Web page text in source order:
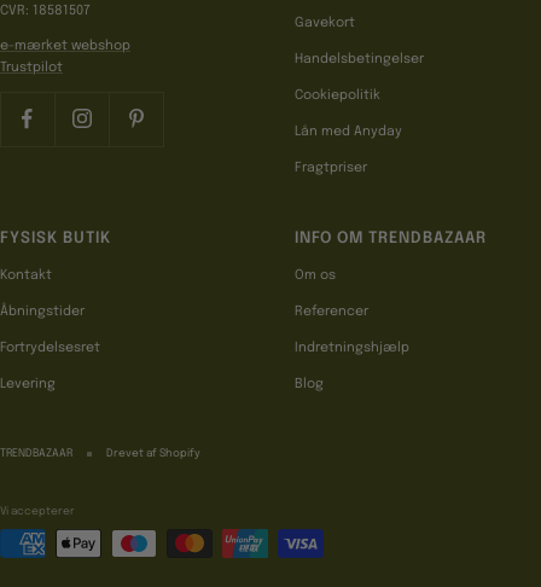
CVR: 18581507
e-mærket webshop
Trustpilot
Gavekort
Handelsbetingelser
Cookiepolitik
Lån med Anyday
Fragtpriser
FYSISK BUTIK
Kontakt
Åbningstider
Fortrydelsesret
Levering
INFO OM TRENDBAZAAR
Om os
Referencer
Indretningshjælp
Blog
TRENDBAZAAR Drevet af Shopify
Vi accepterer